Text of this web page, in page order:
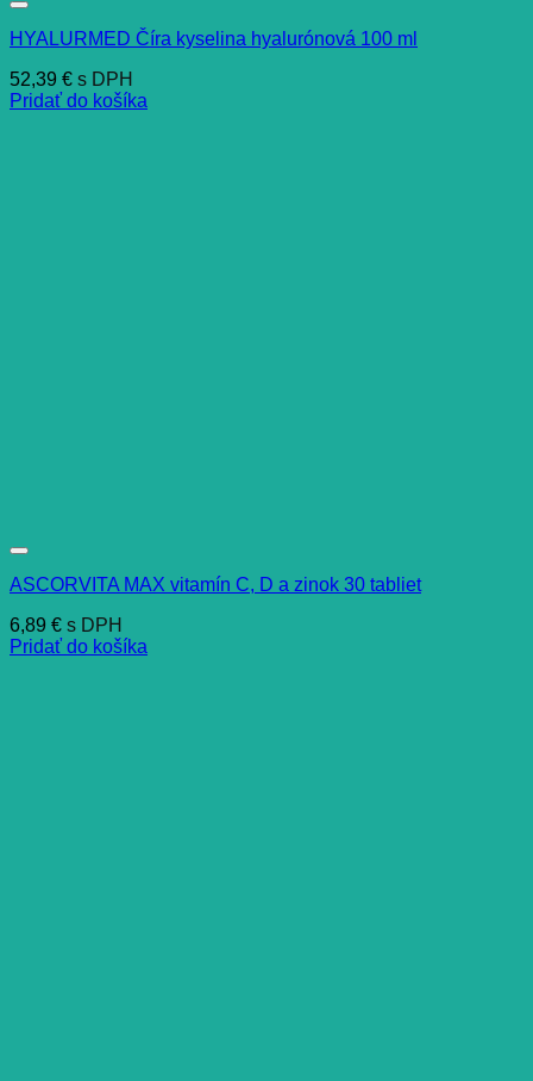
HYALURMED Číra kyselina hyalurónová 100 ml
52,39 € s DPH
Pridať do košíka
ASCORVITA MAX vitamín C, D a zinok 30 tabliet
6,89 € s DPH
Pridať do košíka